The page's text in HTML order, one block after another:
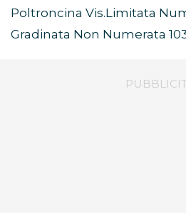
Poltroncina Vis.Limitata
Gradinata Non Numerata